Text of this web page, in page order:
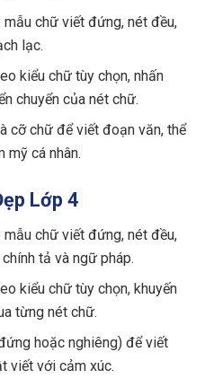
chữ viết đứng, nét đều,
lạc.
kiểu chữ tùy chọn, nhấn
chuyển của nét chữ.
cỡ chữ để viết đoạn văn, thể
mỹ cá nhân.
Lớp 4
chữ viết đứng, nét đều,
tả và ngữ pháp.
kiểu chữ tùy chọn, khuyến
từng nét chữ.
hoặc nghiêng) để viết
viết với cảm xúc.